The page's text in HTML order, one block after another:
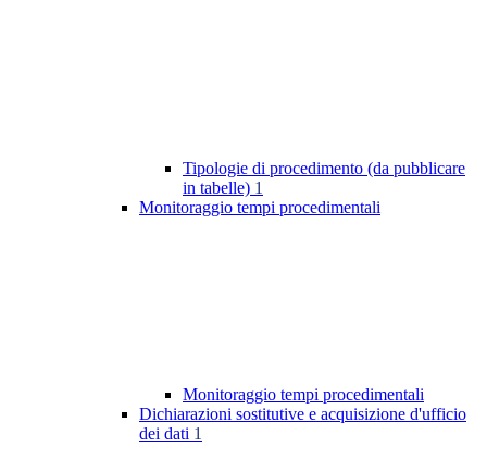
Tipologie di procedimento (da pubblicare
in tabelle) 1
Monitoraggio tempi procedimentali
Monitoraggio tempi procedimentali
Dichiarazioni sostitutive e acquisizione d'ufficio
dei dati 1